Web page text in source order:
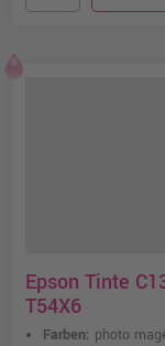
Epson Tinte
T54X6
Farben: photo